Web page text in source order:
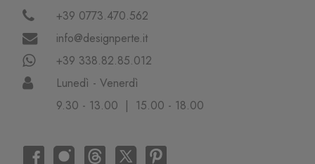
+39 0773.470.562
info@designperte.it
+39 338.82.85.012
Lunedì - Venerdì
9.30 - 13.00 | 15.00 - 18.00